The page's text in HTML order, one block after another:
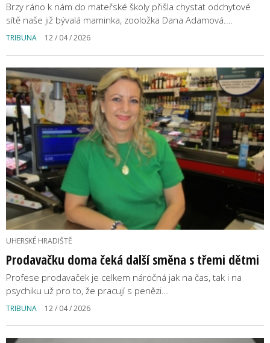
Brzy ráno k nám do mateřské školy přišla chystat odchytové
sítě naše již bývalá maminka, zooložka Dana Adamová.…
TRIBUNA 12 / 04 / 2026
UHERSKÉ HRADIŠTĚ
Prodavačku doma čeká další směna s třemi dětmi
Profese prodavaček je celkem náročná jak na čas, tak i na
psychiku už pro to, že pracují s penězi…
TRIBUNA 12 / 04 / 2026